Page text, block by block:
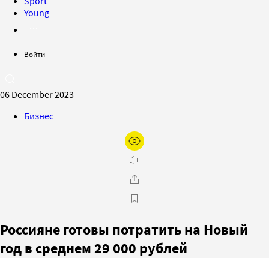
Young
Войти
06 December 2023
Бизнес
Россияне готовы потратить на Новый
год в среднем 29 000 рублей